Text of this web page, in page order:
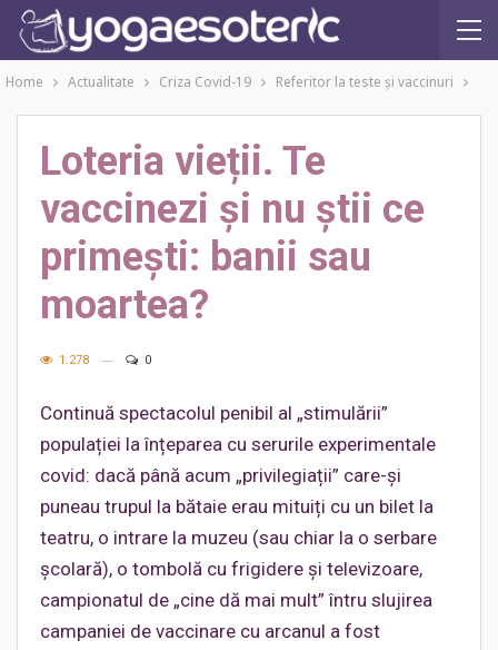
Home Actualitate Criza Covid-19 Referitor la teste şi vaccinuri
Loteria vieții. Te
vaccinezi și nu știi ce
primești: banii sau
moartea?
1.278 0
Continuă spectacolul penibil al „stimulării”
populației la înțeparea cu serurile experimentale
covid: dacă până acum „privilegiații” care-și
puneau trupul la bătaie erau mituiți cu un bilet la
teatru, o intrare la muzeu (sau chiar la o serbare
școlară), o tombolă cu frigidere și televizoare,
campionatul de „cine dă mai mult” întru slujirea
campaniei de vaccinare cu arcanul a fost